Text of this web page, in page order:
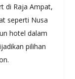
di Raja Ampat,
seperti Nusa
hotel dalam
pilihan